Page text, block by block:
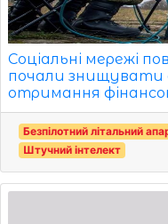
Соціальні мережі
почали знищувати
отримання
Безпілотний літальний
Штучний інтелект